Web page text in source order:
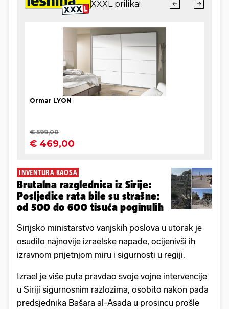
INVENTURA KAOSA
Brutalna razglednica iz Sirije:
Posljedice rata bile su strašne:
od 500 do 600 tisuća poginulih
Sirijsko ministarstvo vanjskih poslova u utorak je
osudilo najnovije izraelske napade, ocijenivši ih
izravnom prijetnjom miru i sigurnosti u regiji.
Izrael je više puta pravdao svoje vojne intervencije
u Siriji sigurnosnim razlozima, osobito nakon pada
predsjednika Bašara al-Asada u prosincu prošle